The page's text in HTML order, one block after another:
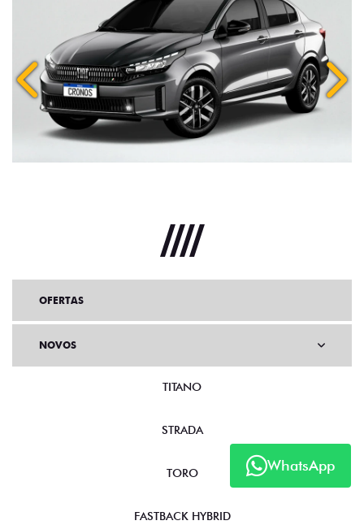
Anterior
WhatsApp
OFERTAS
NOVOS
TITANO
STRADA
TORO
FASTBACK HYBRID